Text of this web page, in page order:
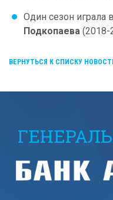
Один сезон играла
Подкопаева (2018-
ВЕРНУТЬСЯ К СПИСКУ